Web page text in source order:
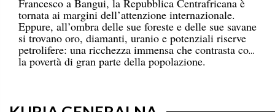
Francesco a Bangui, la Repubblica Centrafricana è
tornata ai margini dell’attenzione internazionale.
Eppure, all’ombra delle sue foreste e delle sue savane
si trovano oro, diamanti, uranio e potenziali riserve
petrolifere: una ricchezza immensa che contrasta con
la povertà di gran parte della popolazione.